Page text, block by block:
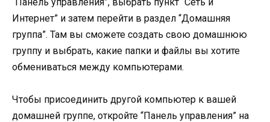
Интернет” и затем перейти в раздел “Домашняя
группа”. Там вы сможете создать свою домашнюю
группу и выбрать, какие папки и файлы вы хотите
обмениваться между компьютерами.
Чтобы присоединить другой компьютер к вашей
домашней группе, откройте “Панель управления” на